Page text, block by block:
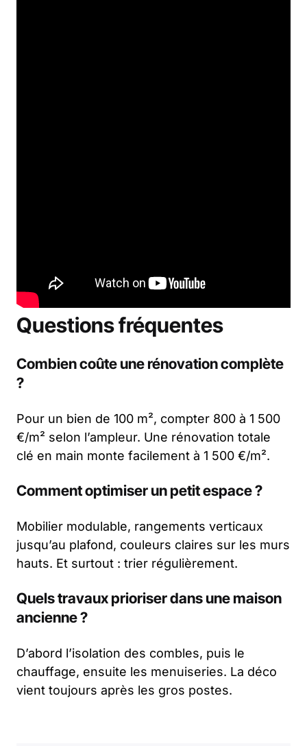
Questions fréquentes
Combien coûte une rénovation complète
?
Pour un bien de 100 m², compter 800 à 1 500
€/m² selon l’ampleur. Une rénovation totale
clé en main monte facilement à 1 500 €/m².
Comment optimiser un petit espace ?
Mobilier modulable, rangements verticaux
jusqu’au plafond, couleurs claires sur les murs
hauts. Et surtout : trier régulièrement.
Quels travaux prioriser dans une maison
ancienne ?
D’abord l’isolation des combles, puis le
chauffage, ensuite les menuiseries. La déco
vient toujours après les gros postes.